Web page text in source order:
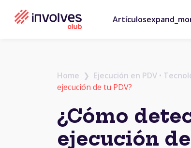
Artículos
Home ❯ Ejecución en PDV •
ejecución de tu PDV?
¿Cómo
ejecución